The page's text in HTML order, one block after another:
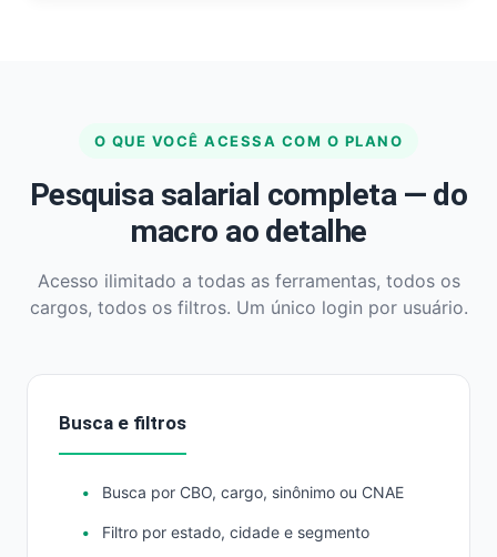
O QUE VOCÊ ACESSA COM O PLANO
Pesquisa salarial completa — do
macro ao detalhe
Acesso ilimitado a todas as ferramentas, todos os
cargos, todos os filtros. Um único login por usuário.
Busca e filtros
Busca por CBO, cargo, sinônimo ou CNAE
Filtro por estado, cidade e segmento